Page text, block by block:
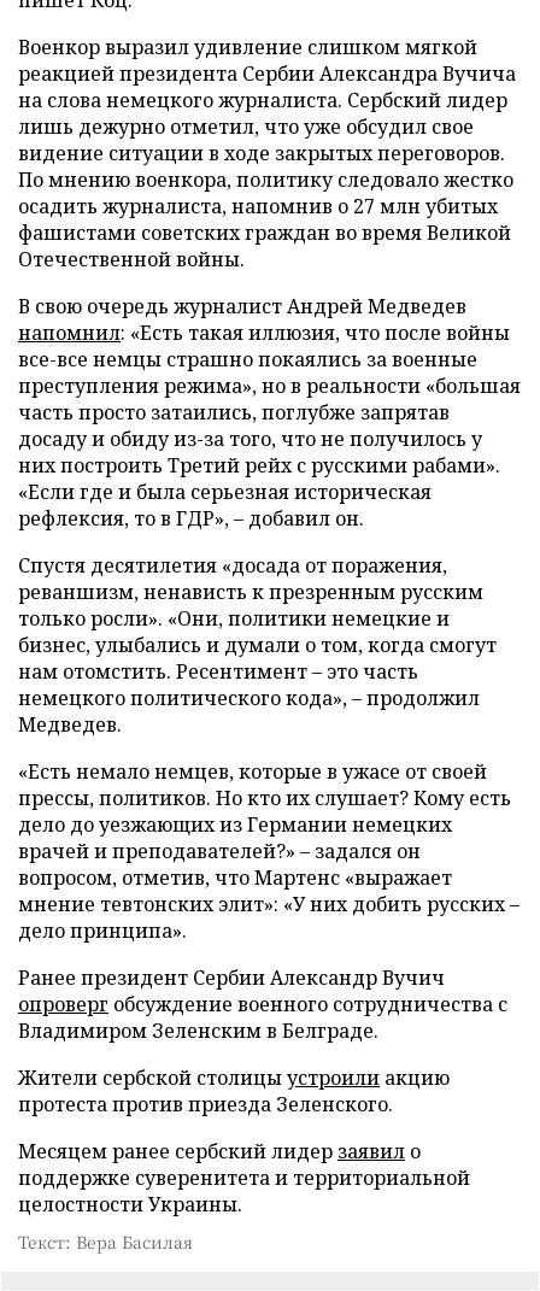
Военкор выразил удивление слишком мягкой
реакцией президента Сербии Александра Вучича
на слова немецкого журналиста. Сербский лидер
лишь дежурно отметил, что уже обсудил свое
видение ситуации в ходе закрытых переговоров.
По мнению военкора, политику следовало жестко
осадить журналиста, напомнив о 27 млн убитых
фашистами советских граждан во время Великой
Отечественной войны.
В свою очередь журналист Андрей Медведев
напомнил: «Есть такая иллюзия, что после войны
все-все немцы страшно покаялись за военные
преступления режима», но в реальности «большая
часть просто затаились, поглубже запрятав
досаду и обиду из-за того, что не получилось у
них построить Третий рейх с русскими рабами».
«Если где и была серьезная историческая
рефлексия, то в ГДР», – добавил он.
Спустя десятилетия «досада от поражения,
реваншизм, ненависть к презренным русским
только росли». «Они, политики немецкие и
бизнес, улыбались и думали о том, когда смогут
нам отомстить. Ресентимент – это часть
немецкого политического кода», – продолжил
Медведев.
«Есть немало немцев, которые в ужасе от своей
прессы, политиков. Но кто их слушает? Кому есть
дело до уезжающих из Германии немецких
врачей и преподавателей?» – задался он
вопросом, отметив, что Мартенс «выражает
мнение тевтонских элит»: «У них добить русских –
дело принципа».
Ранее президент Сербии Александр Вучич
опроверг обсуждение военного сотрудничества с
Владимиром Зеленским в Белграде.
Жители сербской столицыустроили акцию
протеста против приезда Зеленского.
Месяцем ранее сербский лидер заявил о
поддержке суверенитета и территориальной
целостности Украины.
Текст: Вера Басилая